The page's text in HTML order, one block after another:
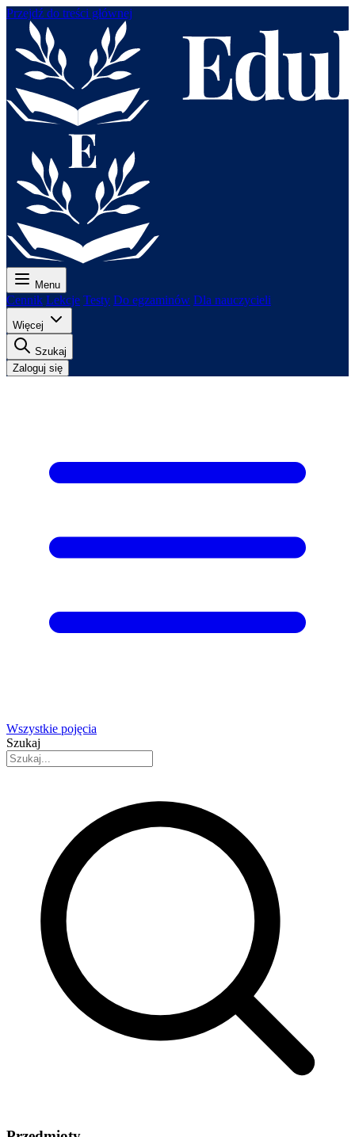
Przejdź do treści głównej
Menu
Cennik Lekcje Testy Do egzaminów Dla nauczycieli
Więcej
Szukaj
Zaloguj się
Wszystkie pojęcia
Szukaj